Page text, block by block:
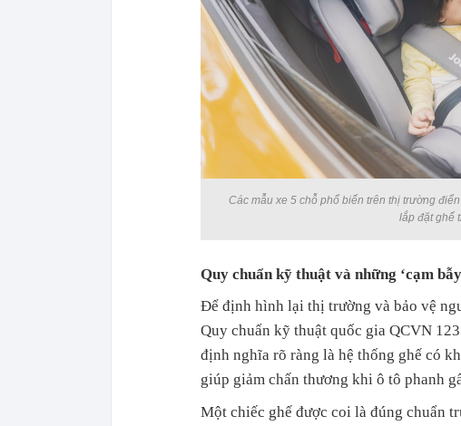
Các mẫu xe 5 chỗ phổ biến trên thị trường
lắp đặt ghế
Quy chuẩn kỹ thuật và những ‘cạm
Để định hình lại thị trường và bảo vệ
Quy chuẩn kỹ thuật quốc gia QCVN
định nghĩa rõ ràng là hệ thống ghế có
giúp giảm chấn thương khi ô tô phanh
Một chiếc ghế được coi là đúng chuẩn